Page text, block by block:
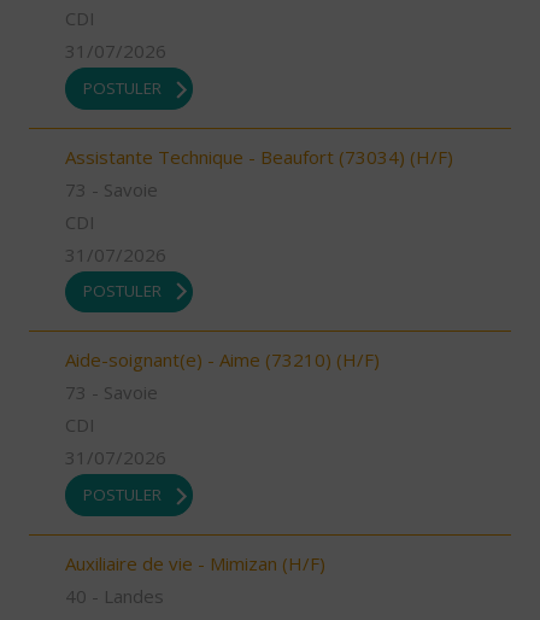
CDI
31/07/2026
POSTULER
Assistante Technique - Beaufort (73034) (H/F)
73 - Savoie
CDI
31/07/2026
POSTULER
Aide-soignant(e) - Aime (73210) (H/F)
73 - Savoie
CDI
31/07/2026
POSTULER
Auxiliaire de vie - Mimizan (H/F)
40 - Landes